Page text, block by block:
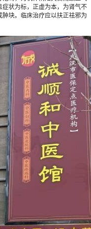
状为标，正虚为本，为肾气不
块。临床治疗应以扶正祛邪为